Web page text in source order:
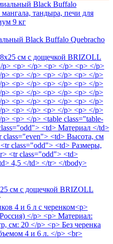
Black Buffalo Quebracho
см с дощечкой BRIZOLL